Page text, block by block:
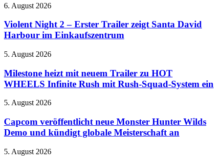
„Blubbmeeria“
Unterwasserwelt
erschienen
Violent
2
–
Erster
zeigt
David
Harbour
Einkaufszentrum
6. August 2026
Violent Night 2 – Erster Trailer zeigt Santa David
Harbour im Einkaufszentrum
Milestone
mit
neuem
Trailer
HOT
Infinite
Rush
Rush-
5. August 2026
Milestone heizt mit neuem Trailer zu HOT
WHEELS Infinite Rush mit Rush-Squad-System ein
Capcom
neue
Monster
Hunter
Demo
5. August 2026
Capcom veröffentlicht neue Monster Hunter Wilds
Demo und kündigt globale Meisterschaft an
Nintendo
5. August 2026